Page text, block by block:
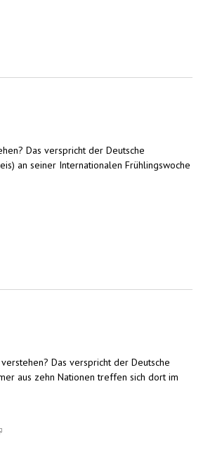
Das verspricht der Deutsche
an seiner Internationalen Frühlingswoche
is external)
Das verspricht der Deutsche
aus zehn Nationen treffen sich dort im
is external)